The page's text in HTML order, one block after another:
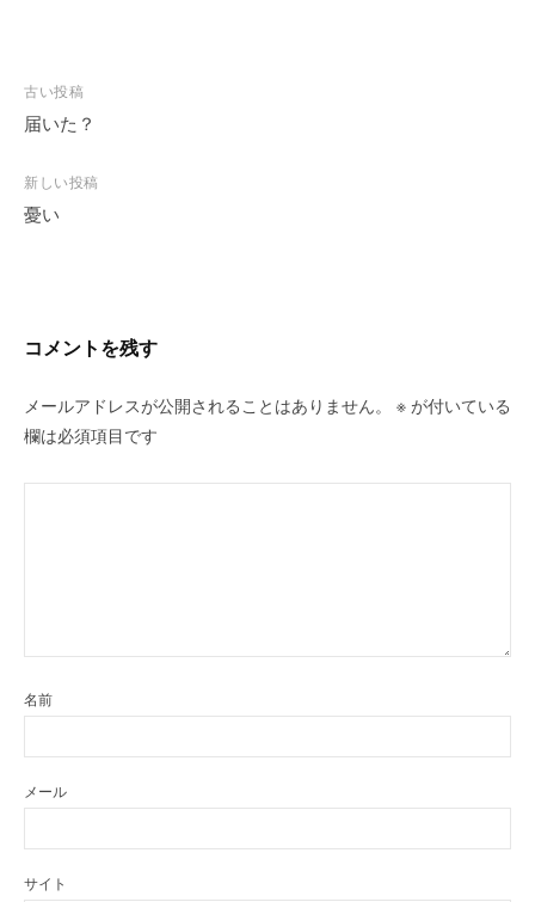
投
稿
ビ
ゲ
ン
古い投稿
届いた？
新しい投稿
憂い
コメントを残す
メールアドレスが公開されることはありません。 ※ が付いている
欄は必須項目です
名前
メール
サイト